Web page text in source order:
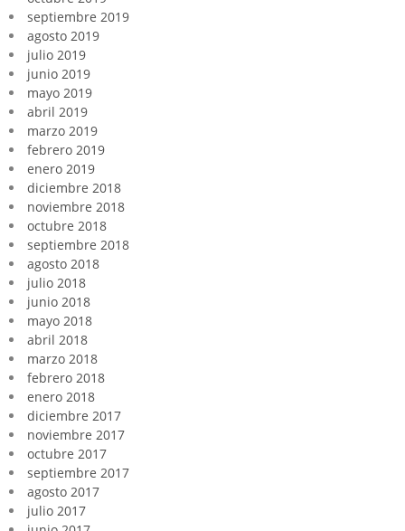
septiembre 2019
agosto 2019
julio 2019
junio 2019
mayo 2019
abril 2019
marzo 2019
febrero 2019
enero 2019
diciembre 2018
noviembre 2018
octubre 2018
septiembre 2018
agosto 2018
julio 2018
junio 2018
mayo 2018
abril 2018
marzo 2018
febrero 2018
enero 2018
diciembre 2017
noviembre 2017
octubre 2017
septiembre 2017
agosto 2017
julio 2017